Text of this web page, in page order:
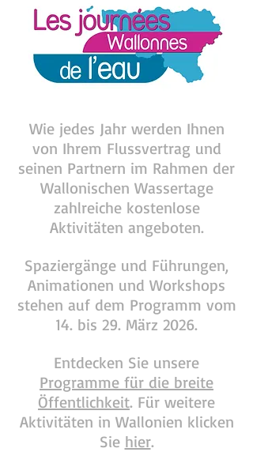
Wie jedes Jahr werden Ihnen
von Ihrem Flussvertrag und
seinen Partnern im Rahmen der
Wallonischen Wassertage
zahlreiche kostenlose
Aktivitäten angeboten.
Spaziergänge und Führungen,
Animationen und Workshops
stehen auf dem Programm vom
14. bis 29. März 2026.
Entdecken Sie unsere
Programme für die breite
Öffentlichkeit. Für weitere
Aktivitäten in Wallonien klicken
Sie hier.